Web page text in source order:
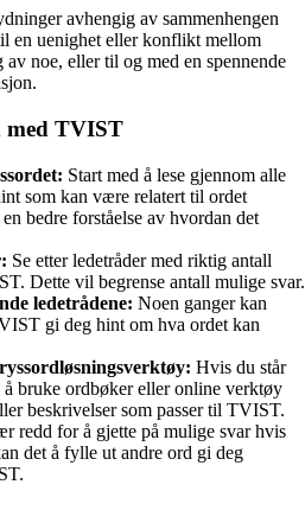
avhengig av sammenhengen
en uenighet eller konflikt mellom
noe, eller til og med en spennende
med TVIST
Start med å lese gjennom alle
som kan være relatert til ordet
bedre forståelse av hvordan det
Se etter ledetråder med riktig antall
Dette vil begrense antall mulige svar.
ledetrådene: Noen ganger kan
gi deg hint om hva ordet kan
Hvis du står
bruke ordbøker eller online verktøy
beskrivelser som passer til TVIST.
redd for å gjette på mulige svar hvis
det å fylle ut andre ord gi deg